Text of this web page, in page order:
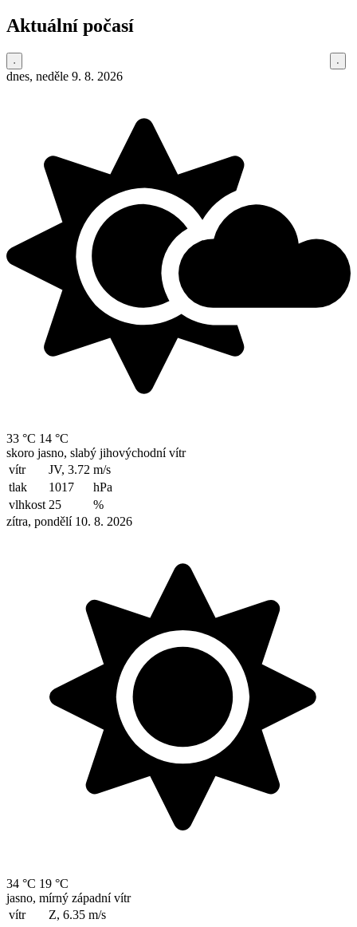
Aktuální počasí
dnes, neděle 9. 8. 2026
33 °C 14 °C
skoro jasno, slabý jihovýchodní vítr
vítr
JV, 3.72 m/s
tlak
1017
hPa
vlhkost 25
%
zítra, pondělí 10. 8. 2026
34 °C 19 °C
jasno, mírný západní vítr
vítr
Z, 6.35 m/s